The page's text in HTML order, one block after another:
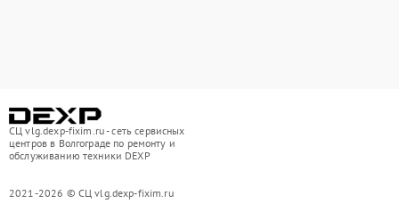
СЦ vlg.dexp-fixim.ru - сеть сервисных
центров в Волгограде по ремонту и
обслуживанию техники DEXP
2021-2026 © СЦ vlg.dexp-fixim.ru